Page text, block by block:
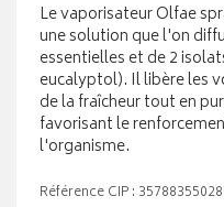
Le vaporisateur Olfae
une solution que l'on
essentielles et de 2
eucalyptol). Il libère les
de la fraîcheur tout en
favorisant le
l'organisme.
Référence CIP :